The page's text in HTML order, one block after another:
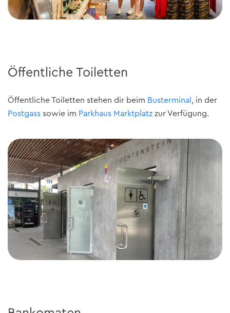
Öffentliche Toiletten
Öffentliche Toiletten stehen dir beim Busterminal , in der
Postgass sowie im Parkhaus Marktplatz zur Verfügung.